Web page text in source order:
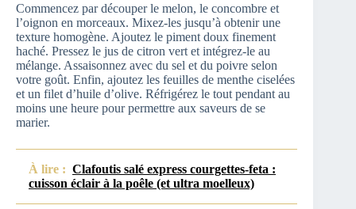
Commencez par découper le melon, le concombre et
l’oignon en morceaux. Mixez-les jusqu’à obtenir une
texture homogène. Ajoutez le piment doux finement
haché. Pressez le jus de citron vert et intégrez-le au
mélange. Assaisonnez avec du sel et du poivre selon
votre goût. Enfin, ajoutez les feuilles de menthe ciselées
et un filet d’huile d’olive. Réfrigérez le tout pendant au
moins une heure pour permettre aux saveurs de se
marier.
À lire : Clafoutis salé express courgettes-feta :
cuisson éclair à la poêle (et ultra moelleux)